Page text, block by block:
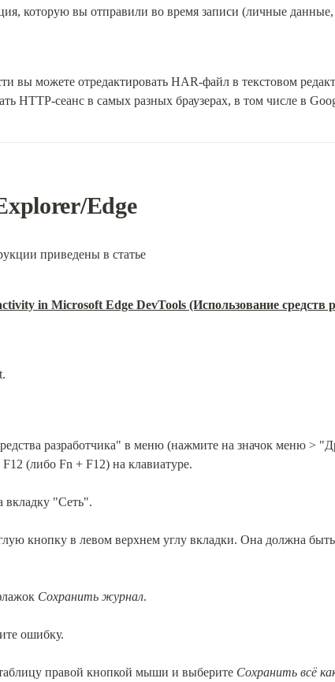
которую вы отправили во время записи (личные данные,
вы можете отредактировать HAR-файл в текстовом
HTTP-сеанс в самых разных браузерах, в том числе в
Edge
приведены в статье
in Microsoft Edge DevTools (Использование средств
разработчика" в меню (нажмите на значок меню >
(либо Fn + F12) на клавиатуре.
вкладку "Сеть".
кнопку в левом верхнем углу вкладки. Она должна
Сохранить журнал.
ошибку.
правой кнопкой мыши и выберите Сохранить всё